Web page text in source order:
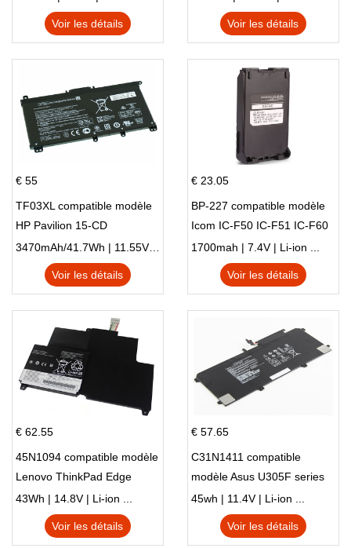
Voir les détails
HSTNN-LB8S M01118-421
M01144-005 13-BB 14-DV
Voir les détails
€ 55
TF03XL compatible modèle
HP Pavilion 15-CD
3470mAh/41.7Wh | 11.55V | Li-ion ...
Voir les détails
€ 23.05
BP-227 compatible modèle
Icom IC-F50 IC-F51 IC-F60
IC-F61 IC-M87
1700mah | 7.4V | Li-ion ...
Voir les détails
€ 62.55
45N1094 compatible modèle
Lenovo ThinkPad Edge
S230u Twist
43Wh | 14.8V | Li-ion ...
Voir les détails
€ 57.65
C31N1411 compatible
modèle Asus U305F series
45wh | 11.4V | Li-ion ...
Voir les détails